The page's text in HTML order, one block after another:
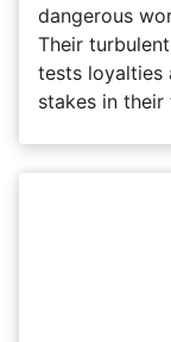
dangerous
Their
tests loyalties
stakes in their